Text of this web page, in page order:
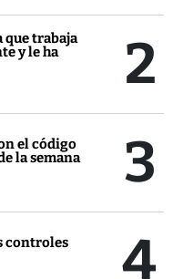
que trabaja
y le ha
2
el código
la semana
3
controles
4